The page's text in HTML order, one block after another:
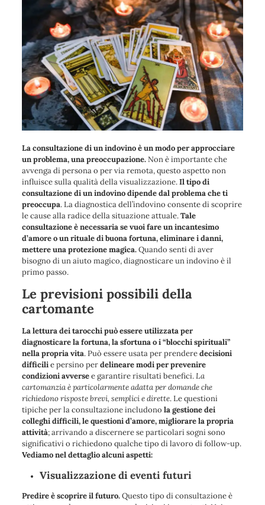
La consultazione di un indovino è un modo per approcciare
un problema, una preoccupazione.Non è importante che
avvenga di persona o per via remota, questo aspetto non
influisce sulla qualità della visualizzazione.Il tipo di
consultazione di un indovino dipende dal problema che ti
preoccupa. La diagnostica dell’indovino consente di scoprire
le cause alla radice della situazione attuale.Tale
consultazione è necessaria se vuoi fare un incantesimo
d’amore o un rituale di buona fortuna, eliminare i danni,
mettere una protezione magica.Quando senti di aver
bisogno di un aiuto magico, diagnosticare un indovino è il
primo passo.
Le previsioni possibili della
cartomante
La lettura dei tarocchi può essere utilizzata per
diagnosticare la fortuna, la sfortuna o i “blocchi spirituali”
nella propria vita. Può essere usata per prenderedecisioni
difficilie persino perdelineare modi per prevenire
condizioni avversee garantire risultati benefici.La
cartomanzia è particolarmente adatta per domande che
richiedono risposte brevi, semplici e dirette. Le questioni
tipiche per la consultazione includono la gestione dei
colleghi difficili, le questioni d’amore, migliorare la propria
attività; arrivando a discernere se particolari sogni sono
significativi o richiedono qualche tipo di lavoro di follow-up.
Vediamo nel dettaglio alcuni aspetti:
Visualizzazione di eventi futuri
Predire è scoprire il futuro.Questo tipo di consultazione è